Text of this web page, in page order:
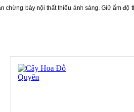
chừng bày nội thất thiếu ánh sáng. Giữ ẩm